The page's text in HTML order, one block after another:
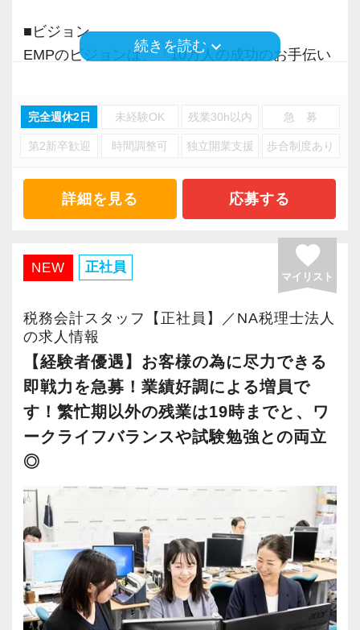
で、ライフスタイルにあわせて最適な時間帯で
勤務できます。その他、時短勤務、リモートワ
※応募には会計求人プラスにご登録が必要で
す。
の方に協力いただいています。
シーキューブトーキョーでは記帳代行業務を実
います。
理士法人東京支店へ組織変更しました。
東京支店では、税理士業務の強化を図るため
に、一緒に取り組んでくれる方を募集していま
す。
お人柄重視で採用を行っておりますので、穏や
かで誠実なメンバーが揃い、風通しの良い環境
です。
・今お持ちの能力をもう一段階スキルアップし
たい
・障碍者支援を通じて社会に貢献したい
・仕事とプライベートを両立し長く勤めたい
上記に当てはまる方、ぜひ当法人をご検討くだ
さい！
■東京支店の特徴
【特徴１/売上１億円以下の一人経営者に特化】
売上1億円以下の一人経営者に提供している『ラ
■ビジョン
EMPのビジョンは、「10万人の成功のお手伝い
実践を支える。
企業ごとに異なるそれぞれの”成功”の先まで見据
そうすることで、私たちに関わる人すべての成
功を後押ししたい。
この想いを胸に、ビジョンの実現に向けて邁進
しています。
■EMP３つの特徴
・手続き代行だけじゃない
豊富な経営支援スキルが身につく
コーチング、マニュアル化、就労継続支援施設
等の業界特化型ノウハウなど。
現場で培ってきた知見を間近で吸収でき、経営
支援のプロフェッショナルへの道を切り拓けま
・豊富なライセンスを活かし企業にワンストッ
プで貢献できる
EMPは、税理士・行政書士・社労士・中小企業
診断士を擁する士業グループです。
経営のあらゆる課題を解消し、クライアントの
続きを読む keyboard_arrow_down
完全週休2日 未経験OK 残業30h以内 急 募
第2新卒歓迎 時間調整可 独立開業支援 歩合制度あり
詳細を見る 応募する
NEW 正社員 favorite
マイリスト
税務会計スタッフ【正社員】／NA税理士法人
の求人情報
【経験者優遇】お客様の為に尽力できる
即戦力を急募！業績好調による増員で
す！繁忙期以外の残業は19時までと、ワ
ークライフバランスや試験勉強との両立
◎